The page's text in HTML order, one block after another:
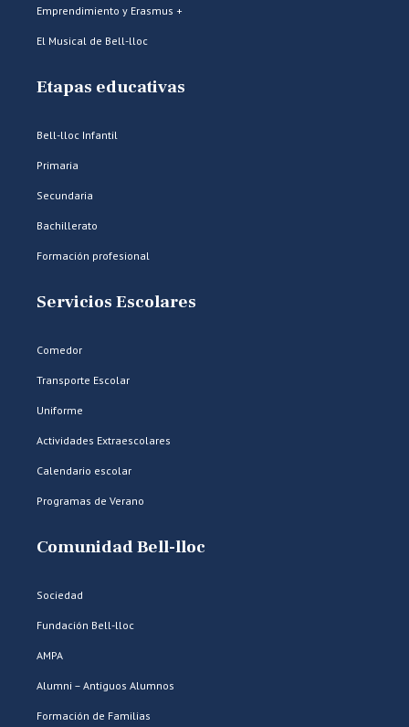
Emprendimiento y Erasmus +
El Musical de Bell-lloc
Etapas educativas
Bell-lloc Infantil
Primaria
Secundaria
Bachillerato
Formación profesional
Servicios Escolares
Comedor
Transporte Escolar
Uniforme
Actividades Extraescolares
Calendario escolar
Programas de Verano
Comunidad Bell-lloc
Sociedad
Fundación Bell-lloc
AMPA
Alumni – Antiguos Alumnos
Formación de Familias